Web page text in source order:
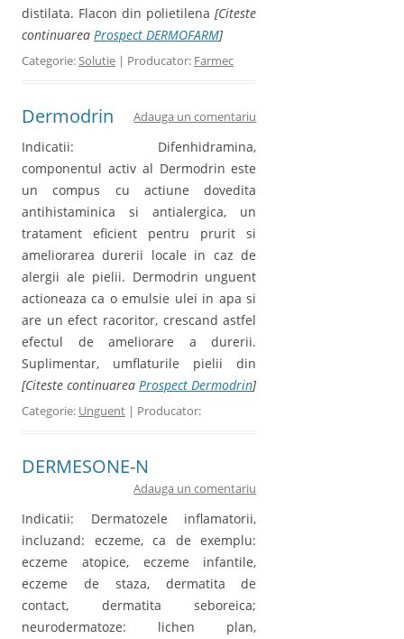
distilata. Flacon din polietilena[Citeste
continuarea Prospect DERMOFARM]
Categorie:Solutie | Producator: Farmec
Dermodrin Adauga un comentariu
Indicatii: Difenhidramina,
componentul activ al Dermodrin este
un compus cu actiune dovedita
antihistaminica si antialergica, un
tratament eficient pentru prurit si
ameliorarea durerii locale in caz de
alergii ale pielii. Dermodrin unguent
actioneaza ca o emulsie ulei in apa si
are un efect racoritor, crescand astfel
efectul de ameliorare a durerii.
Suplimentar, umflaturile pielii din
[Citeste continuarea Prospect Dermodrin]
Categorie: Unguent | Producator:
DERMESONE-N
Adauga un comentariu
Indicatii: Dermatozele inflamatorii,
incluzand: eczeme, ca de exemplu:
eczeme atopice, eczeme infantile,
eczeme de staza, dermatita de
contact, dermatita seboreica;
neurodermatoze: lichen plan,